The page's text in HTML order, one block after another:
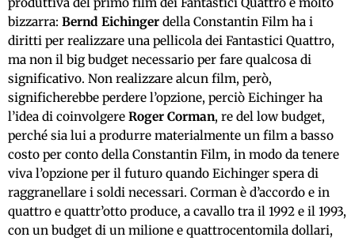
bizzarra: Bernd Eichinger della Constantin Film ha i
diritti per realizzare una pellicola dei Fantastici Quattro,
ma non il big budget necessario per fare qualcosa di
significativo. Non realizzare alcun film, però,
significherebbe perdere l’opzione, perciò Eichinger ha
l’idea di coinvolgere Roger Corman, re del low budget,
perché sia lui a produrre materialmente un film a basso
costo per conto della Constantin Film, in modo da tenere
viva l’opzione per il futuro quando Eichinger spera di
raggranellare i soldi necessari. Corman è d’accordo e in
quattro e quattr’otto produce, a cavallo tra il 1992 e il 1993,
con un budget di un milione e quattrocentomila dollari,